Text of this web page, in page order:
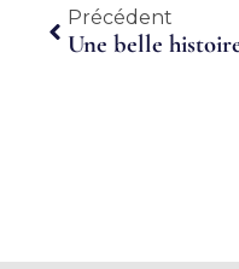
Précédent
Précédent